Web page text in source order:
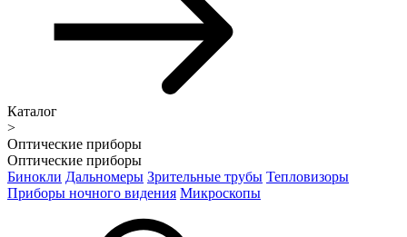
Каталог
>
Оптические приборы
Оптические приборы
Бинокли Дальномеры Зрительные трубы Тепловизоры
Приборы ночного видения Микроскопы